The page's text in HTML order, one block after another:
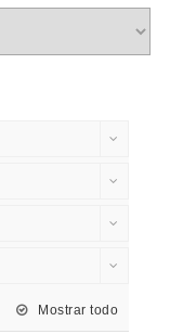
Mostrar todo